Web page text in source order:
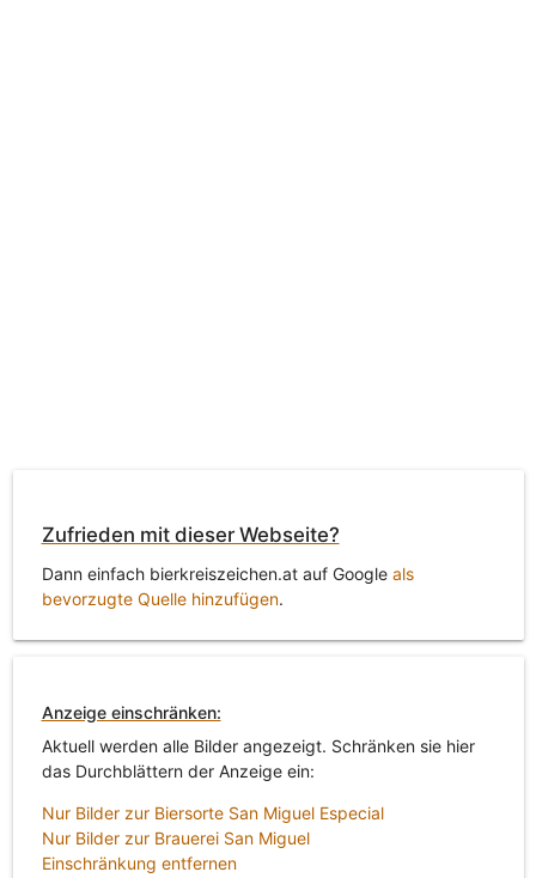
Zufrieden mit dieser Webseite?
Dann einfach bierkreiszeichen.at auf Google als
bevorzugte Quelle hinzufügen.
Anzeige einschränken:
Aktuell werden alle Bilder angezeigt. Schränken sie hier
das Durchblättern der Anzeige ein:
Nur Bilder zur Biersorte San Miguel Especial
Nur Bilder zur Brauerei San Miguel
Einschränkung entfernen